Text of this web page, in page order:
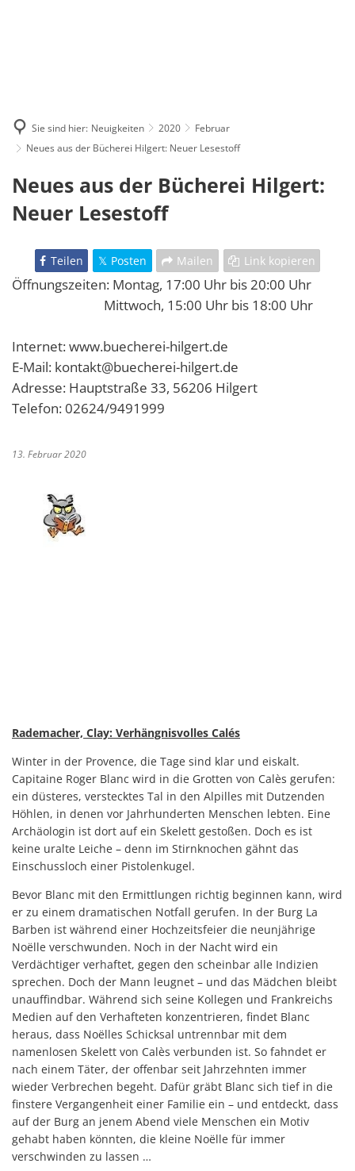
Sie sind hier: Neuigkeiten 2020
Februar
Neues aus der Bücherei Hilgert: Neuer Lesestoff
Neues aus der Bücherei Hilgert:
Neuer Lesestoff
Teilen Posten Mailen Link kopieren
Öffnungszeiten: Montag, 17:00 Uhr bis 20:00 Uhr
Mittwoch, 15:00 Uhr bis 18:00 Uhr
Internet: www.buecherei-hilgert.de
E-Mail: kontakt@buecherei-hilgert.de
Adresse: Hauptstraße 33, 56206 Hilgert
Telefon: 02624/9491999
13. Februar 2020
Rademacher, Clay: Verhängnisvolles Calés
Winter in der Provence, die Tage sind klar und eiskalt.
Capitaine Roger Blanc wird in die Grotten von Calès gerufen:
ein düsteres, verstecktes Tal in den Alpilles mit Dutzenden
Höhlen, in denen vor Jahrhunderten Menschen lebten. Eine
Archäologin ist dort auf ein Skelett gestoßen. Doch es ist
keine uralte Leiche – denn im Stirnknochen gähnt das
Einschussloch einer Pistolenkugel.
Bevor Blanc mit den Ermittlungen richtig beginnen kann, wird
er zu einem dramatischen Notfall gerufen. In der Burg La
Barben ist während einer Hochzeitsfeier die neunjährige
Noëlle verschwunden. Noch in der Nacht wird ein
Verdächtiger verhaftet, gegen den scheinbar alle Indizien
sprechen. Doch der Mann leugnet – und das Mädchen bleibt
unauffindbar. Während sich seine Kollegen und Frankreichs
Medien auf den Verhafteten konzentrieren, findet Blanc
heraus, dass Noëlles Schicksal untrennbar mit dem
namenlosen Skelett von Calès verbunden ist. So fahndet er
nach einem Täter, der offenbar seit Jahrzehnten immer
wieder Verbrechen begeht. Dafür gräbt Blanc sich tief in die
finstere Vergangenheit einer Familie ein – und entdeckt, dass
auf der Burg an jenem Abend viele Menschen ein Motiv
gehabt haben könnten, die kleine Noëlle für immer
verschwinden zu lassen …